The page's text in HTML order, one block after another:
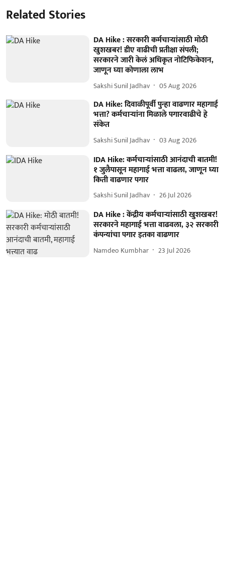
Related Stories
DA Hike : सरकारी कर्मचाऱ्यांसाठी मोठी
खुशखबर! डीए वाढीची प्रतीक्षा संपली;
सरकारने जारी केलं अधिकृत नोटिफिकेशन,
जाणून घ्या कोणाला लाभ
Sakshi Sunil Jadhav 05 Aug 2026
DA Hike: दिवाळीपूर्वी पुन्हा वाढणार महागाई
भत्ता? कर्मचाऱ्यांना मिळाले पगारवाढीचे हे
संकेत
Sakshi Sunil Jadhav 03 Aug 2026
IDA Hike: कर्मचाऱ्यांसाठी आनंदाची बातमी!
१ जुलैपासून महागाई भत्ता वाढला, जाणून घ्या
किती वाढणार पगार
Sakshi Sunil Jadhav 26 Jul 2026
DA Hike : केंद्रीय कर्मचाऱ्यांसाठी खुशखबर!
सरकारने महागाई भत्ता वाढवला, ३२ सरकारी
कंपन्यांचा पगार इतका वाढणार
Namdeo Kumbhar 23 Jul 2026